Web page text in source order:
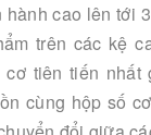
hành cao lên tới
trên các kệ
tiên tiến nhất
cùng hộp số